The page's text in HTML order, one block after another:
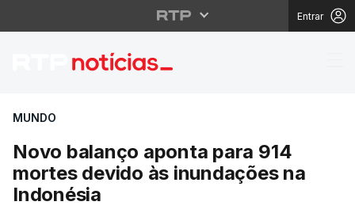
Entrar
Novo balanço aponta
MUNDO
Novo balanço aponta para 914
mortes devido às inundações na
Indonésia